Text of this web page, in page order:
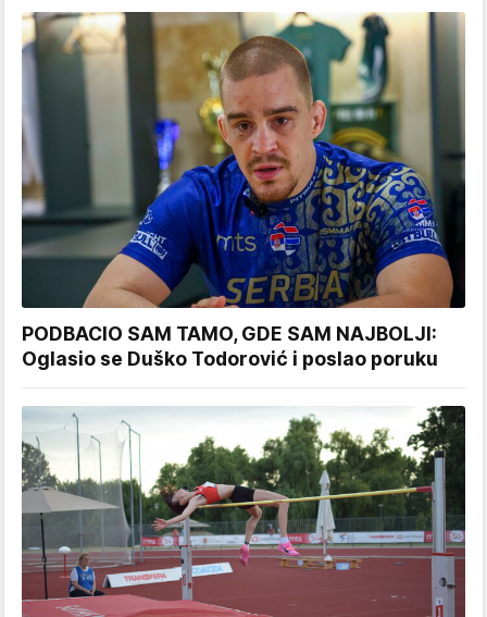
PODBACIO SAM TAMO, GDE SAM NAJBOLJI:
Oglasio se Duško Todorović i poslao poruku